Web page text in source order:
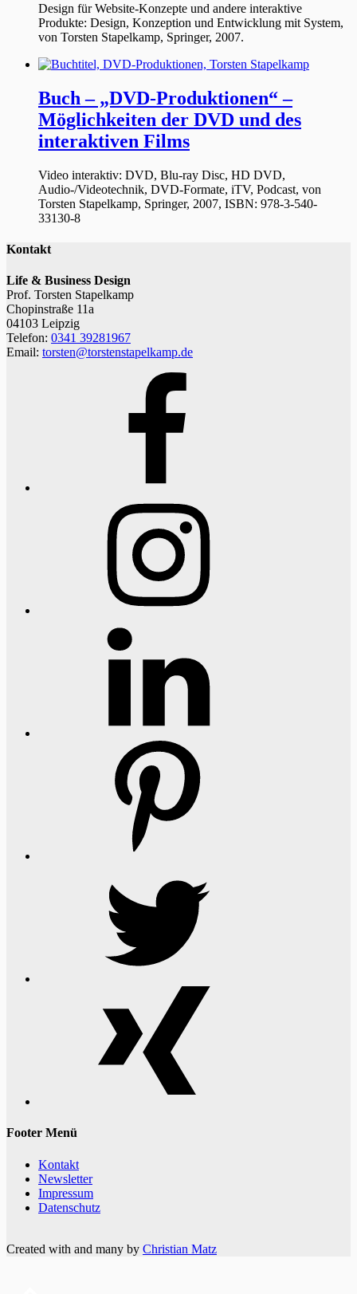
Design für Website-Konzepte und andere interaktive
Produkte: Design, Konzeption und Entwicklung mit System,
von Torsten Stapelkamp, Springer, 2007.
Buch – „DVD-Produktionen“ –
Möglichkeiten der DVD und des
interaktiven Films
Video interaktiv: DVD, Blu-ray Disc, HD DVD,
Audio-/Videotechnik, DVD-Formate, iTV, Podcast, von
Torsten Stapelkamp, Springer, 2007, ISBN: 978-3-540-
33130-8
Kontakt
Life & Business Design
Prof. Torsten Stapelkamp
Chopinstraße 11a
04103 Leipzig
Telefon: 0341 39281967
Email: torsten@torstenstapelkamp.de
Footer Menü
Kontakt
Newsletter
Impressum
Datenschutz
Created with and many by Christian Matz